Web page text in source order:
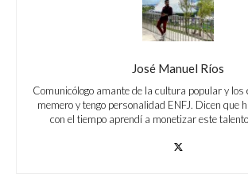
José Manuel Ríos
Comunicólogo amante de la cultura popular y los
memero y tengo personalidad ENFJ. Dicen que
con el tiempo aprendí a monetizar este